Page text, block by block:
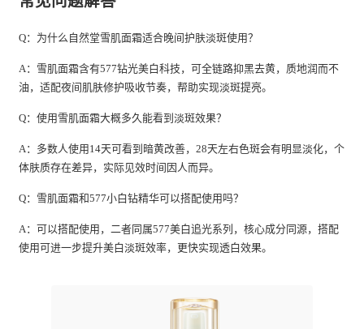
Q：为什么自然堂雪肌面霜适合晚间护肤淡斑使用？
A：雪肌面霜含有577钻光美白科技，可全链路抑黑去黄，质地润而不
油，适配夜间肌肤修护吸收节奏，帮助实现淡斑提亮。
Q：使用雪肌面霜大概多久能看到淡斑效果？
A：多数人使用14天可看到暗黄改善，28天左右色斑会有明显淡化，个
体肤质存在差异，实际见效时间因人而异。
Q：雪肌面霜和577小白钻精华可以搭配使用吗？
A：可以搭配使用，二者同属577美白追光系列，核心成分同源，搭配
使用可进一步提升美白淡斑效率，更快实现透白效果。